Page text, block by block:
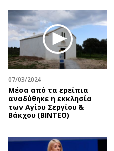
07/03/2024
Μέσα από τα ερείπια
αναδύθηκε η εκκλησία
των Αγίου Σεργίου &
Βάκχου (ΒΙΝΤΕΟ)